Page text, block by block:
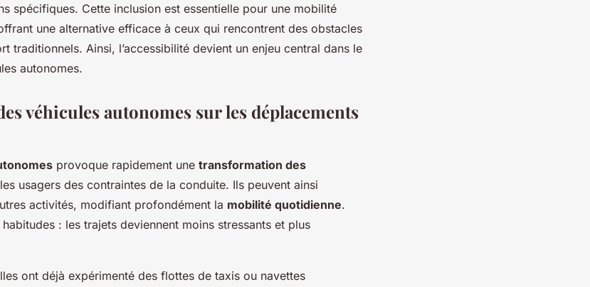
spécifiques. Cette inclusion est essentielle pour une mobilité
une alternative efficace à ceux qui rencontrent des obstacles
traditionnels. Ainsi, l’accessibilité devient un enjeu central dans le
autonomes.
véhicules autonomes sur les déplacements
provoque rapidement une transformation des
usagers des contraintes de la conduite. Ils peuvent ainsi
activités, modifiant profondément la mobilité quotidienne.
: les trajets deviennent moins stressants et plus
ont déjà expérimenté des flottes de taxis ou navettes